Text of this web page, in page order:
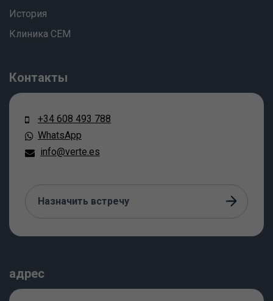
История
Клиника СЕМ
Контакты
+34 608 493 788
WhatsApp
info@verte.es
Назначить встречу
адрес